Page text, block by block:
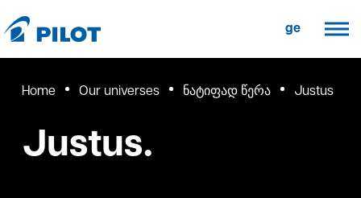
ge
Home Our universes ნატიფად წერა Justus
Justus.